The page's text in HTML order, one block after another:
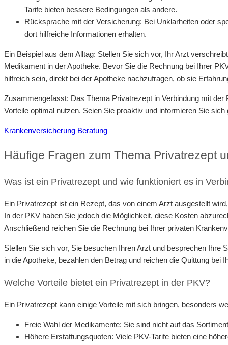
Tarife bieten bessere Bedingungen als andere.
Rücksprache mit der Versicherung: Bei Unklarheiten oder
dort hilfreiche Informationen erhalten.
Ein Beispiel aus dem Alltag: Stellen Sie sich vor, Ihr Arzt
Medikament in der Apotheke. Bevor Sie die Rechnung bei Ihrer
hilfreich sein, direkt bei der Apotheke nachzufragen, ob sie
Zusammengefasst: Das Thema Privatrezept in Verbindung mit
Vorteile optimal nutzen. Seien Sie proaktiv und informieren Sie
Krankenversicherung Beratung
Häufige Fragen zum Thema Privatrezept
Was ist ein Privatrezept und wie funktioniert es in
Ein Privatrezept ist ein Rezept, das von einem Arzt ausgestellt
In der PKV haben Sie jedoch die Möglichkeit, diese Kosten
Anschließend reichen Sie die Rechnung bei Ihrer privaten
Stellen Sie sich vor, Sie besuchen Ihren Arzt und besprechen
in die Apotheke, bezahlen den Betrag und reichen die Quittung
Welche Vorteile bietet ein Privatrezept in der PKV?
Ein Privatrezept kann einige Vorteile mit sich bringen, besonders
Freie Wahl der Medikamente: Sie sind nicht auf das
Höhere Erstattungsquoten: Viele PKV-Tarife bieten eine